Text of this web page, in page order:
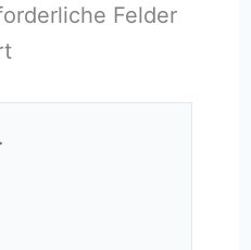
Felder